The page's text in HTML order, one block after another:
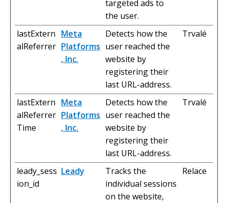
targeted ads to
the user.
lastExtern
alReferrer
Meta
Platforms
, Inc.
Detects how the
user reached the
website by
registering their
last URL-address.
Trvalé
lastExtern
alReferrer
Time
Meta
Platforms
, Inc.
Detects how the
user reached the
website by
registering their
last URL-address.
Trvalé
leady_sess
ion_id
Leady
Tracks the
individual sessions
on the website,
Relace